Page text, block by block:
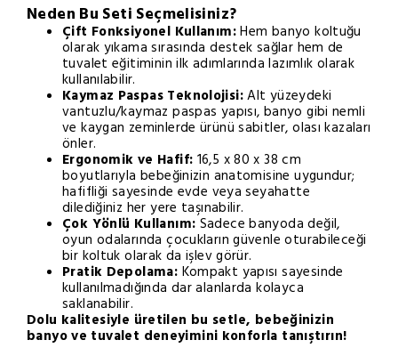
Neden Bu Seti Seçmelisiniz?
Çift Fonksiyonel Kullanım:Hem banyo koltuğu
olarak yıkama sırasında destek sağlar hem de
tuvalet eğitiminin ilk adımlarında lazımlık olarak
kullanılabilir.
Kaymaz Paspas Teknolojisi:Alt yüzeydeki
vantuzlu/kaymaz paspas yapısı, banyo gibi nemli
ve kaygan zeminlerde ürünü sabitler, olası kazaları
önler.
Ergonomik ve Hafif: 16,5 x 80 x 38 cm
boyutlarıyla bebeğinizin anatomisine uygundur;
hafifliği sayesinde evde veya seyahatte
dilediğiniz her yere taşınabilir.
Çok Yönlü Kullanım: Sadece banyoda değil,
oyun odalarında çocukların güvenle oturabileceği
bir koltuk olarak da işlev görür.
Pratik Depolama: Kompakt yapısı sayesinde
kullanılmadığında dar alanlarda kolayca
saklanabilir.
Dolu kalitesiyle üretilen bu setle, bebeğinizin
banyo ve tuvalet deneyimini konforla tanıştırın!